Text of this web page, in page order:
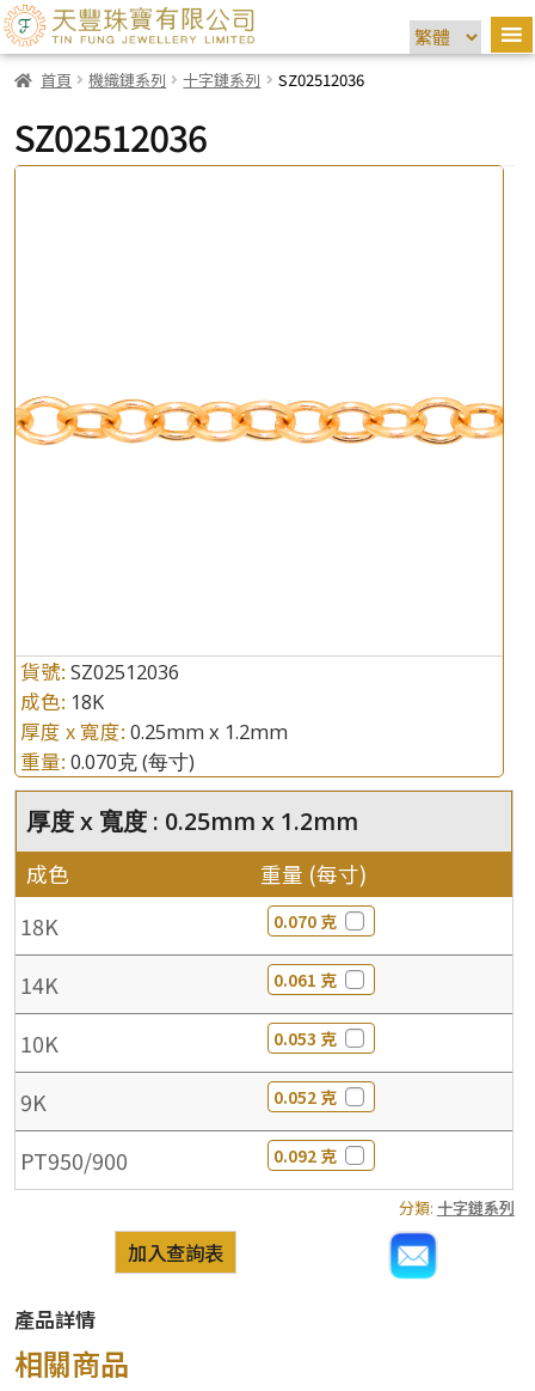
首頁 機織鏈系列 十字鏈系列 SZ02512036
SZ02512036
貨號: SZ02512036
成色: 18K
厚度 x 寬度: 0.25mm x 1.2mm
重量: 0.070克(每寸)
厚度 x 寬度 : 0.25mm x 1.2mm
成色 重量 (每寸)
18K 0.070 克
14K 0.061 克
10K 0.053 克
9K 0.052 克
PT950/900 0.092 克
分類: 十字鏈系列
加入查詢表
產品詳情
相關商品